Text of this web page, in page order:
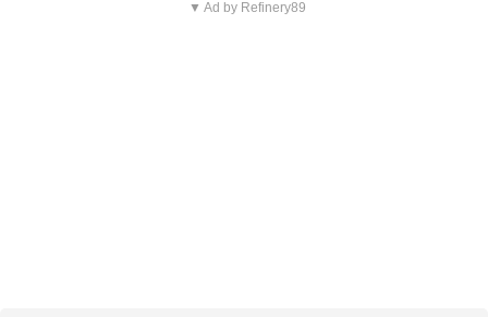
▼ Ad by Refinery89